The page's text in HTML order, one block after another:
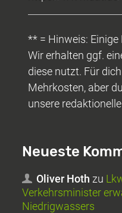
** = Hinweis:
Wir erhalten ggf.
diese nutzt. Für
Mehrkosten, aber
unsere
Neueste
Oliver Hoth zu
Verkehrsminister
Niedrigwassers